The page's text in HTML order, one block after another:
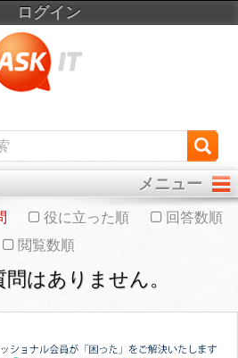
ログイン
メニュー
役に立った順
回答数順
閲覧数順
はありません。